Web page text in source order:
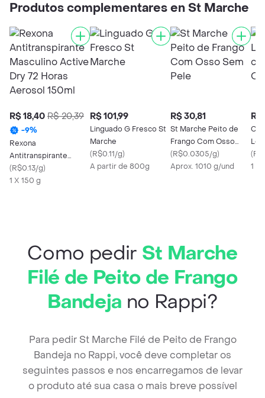
Produtos complementares en St Marche
R$ 18,40 R$ 20,39
-9%
Rexona
Antitranspirante
Masculino Active Dry
72 Horas Aerosol
(R$0.13/g)
1 X 150 g
R$ 101,99
Linguado G Fresco St
Marche
(R$0.11/g)
A partir de 800g
R$ 30,81
St Marche Peito de
Frango Com Osso
Sem Pele
(R$0.0305/g)
Aprox. 1010 g/und
R$
(
1 X
Como pedir St Marche
Filé de Peito de Frango
Bandeja no Rappi?
Para pedir St Marche Filé de Peito de Frango
Bandeja no Rappi, você deve completar os
seguintes passos e nos encarregamos de levar
o produto até sua casa o mais breve possível